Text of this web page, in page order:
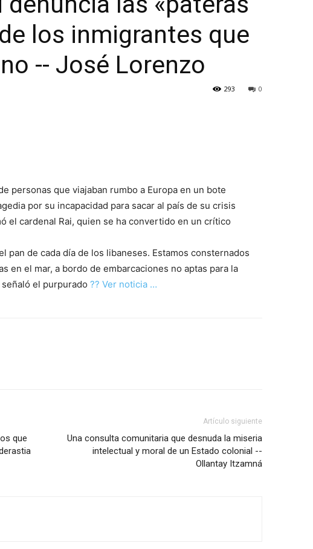
los inmigrantes que
-- José Lorenzo
0
293
personas que viajaban rumbo a Europa en un bote
por su incapacidad para sacar al país de su crisis
el cardenal Rai, quien se ha convertido en un crítico
pan de cada día de los libaneses. Estamos consternados
en el mar, a bordo de embarcaciones no aptas para la
el purpurado ?? Ver noticia …
que
Artículo siguiente
Una consulta comunitaria que desnuda la miseria
intelectual y moral de un Estado colonial --
Ollantay Itzamná